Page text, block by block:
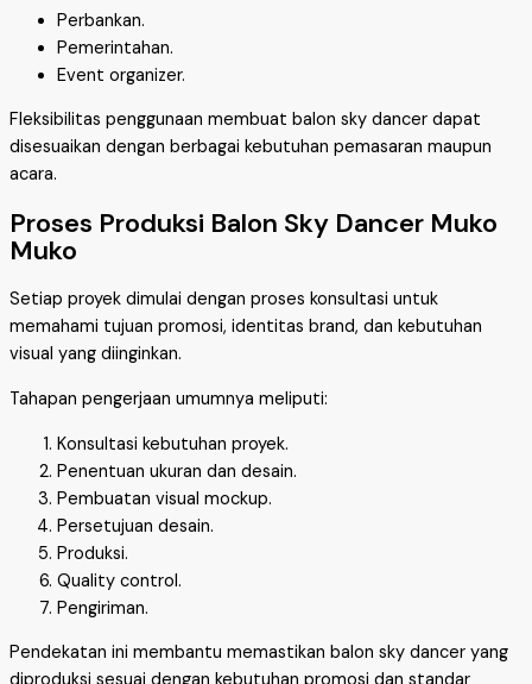
Perbankan.
Pemerintahan.
Event organizer.
Fleksibilitas penggunaan membuat balon sky dancer dapat
disesuaikan dengan berbagai kebutuhan pemasaran maupun
acara.
Proses Produksi Balon Sky Dancer Muko
Muko
Setiap proyek dimulai dengan proses konsultasi untuk
memahami tujuan promosi, identitas brand, dan kebutuhan
visual yang diinginkan.
Tahapan pengerjaan umumnya meliputi:
Konsultasi kebutuhan proyek.
Penentuan ukuran dan desain.
Pembuatan visual mockup.
Persetujuan desain.
Produksi.
Quality control.
Pengiriman.
Pendekatan ini membantu memastikan balon sky dancer yang